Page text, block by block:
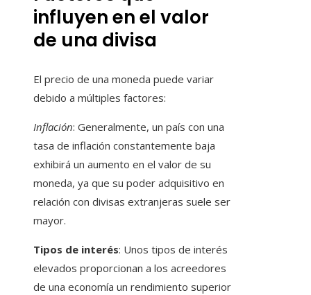
influyen en el valor
de una divisa
El precio de una moneda puede variar
debido a múltiples factores:
Inflación: Generalmente, un país con una
tasa de inflación constantemente baja
exhibirá un aumento en el valor de su
moneda, ya que su poder adquisitivo en
relación con divisas extranjeras suele ser
mayor.
Tipos de interés: Unos tipos de interés
elevados proporcionan a los acreedores
de una economía un rendimiento superior